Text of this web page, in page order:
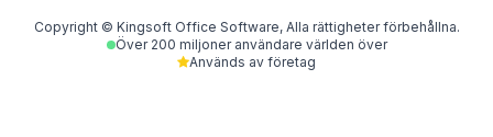
Copyright © Kingsoft Office Software, Alla rättigheter förbehållna.
Över 200 miljoner användare världen över
Används av företag